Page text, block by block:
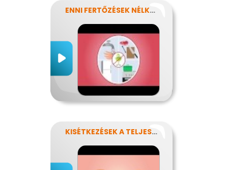
ENNI FERTŐZÉSEK NÉLKÜL
KISÉTKEZÉSEK A TELJESÍTMÉNYÉRT